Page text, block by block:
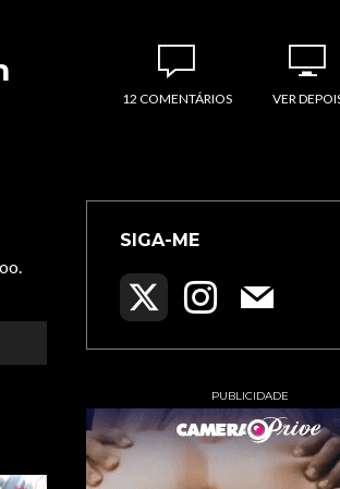
12 COMENTÁRIOS VER
SIGA-ME
PUBLICIDADE